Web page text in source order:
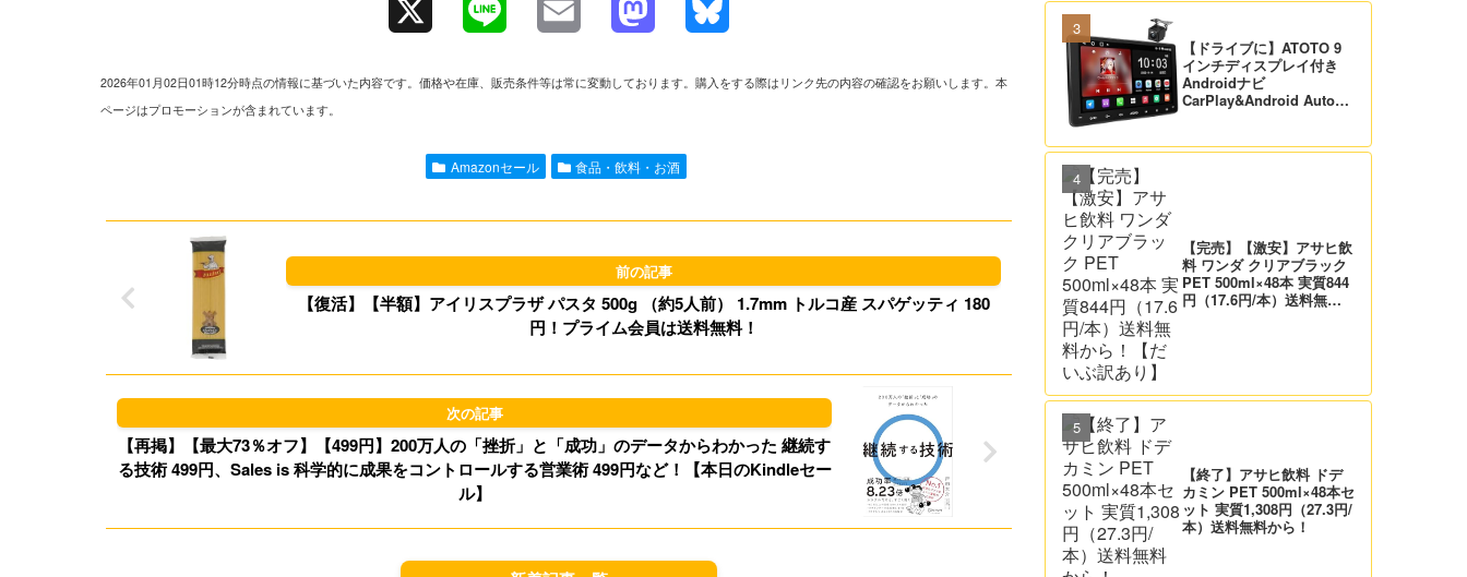
l o
o
n
2026年01月02日01時12分時点の情報に基づいた内容です。価格や在庫、販売条件等は常に変動しております。購入をする際はリンク先の内容の確認をお願いします。本
ページはプロモーションが含まれています。
Amazonセール 食品・飲料・お酒
【復活】【半額】アイリスプラザ パスタ 500g （約5人前） 1.7mm トルコ産 スパゲッティ 180
円！プライム会員は送料無料！
【再掲】【最大73％オフ】【499円】200万人の「挫折」と「成功」のデータからわかった 継続す
る技術 499円、Sales is 科学的に成果をコントロールする営業術 499円など！【本日のKindleセー
ル】
【ドライブに】ATOTO 9
インチディスプレイ付き
Androidナビ
CarPlay&Android Auto対
【完売】【激安】アサヒ飲
料 ワンダ クリアブラック
PET 500ml×48本 実質844
円（17.6円/本）送料無料
【終了】アサヒ飲料 ドデ
カミン PET 500ml×48本セ
ット 実質1,308円（27.3円/
本）送料無料から！